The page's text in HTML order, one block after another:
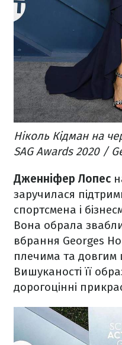
Ніколь Кідман на
SAG Awards 2020 /
Дженніфер Лопес
заручилася
спортсмена і
Вона обрала
вбрання Georges
плечима та
Вишуканості її
дорогоцінні